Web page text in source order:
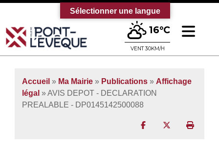
Bienvenue sur le site officiel de la
16°C
VENT 30KM/H
Accueil » Ma Mairie » Publications » Affichage
légal » AVIS DEPOT - DECLARATION
PREALABLE - DP0145142500088
Partager surPartager sur
Sélectionner une langue